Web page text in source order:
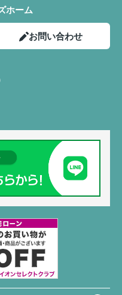
ホーム
お問い合わせ